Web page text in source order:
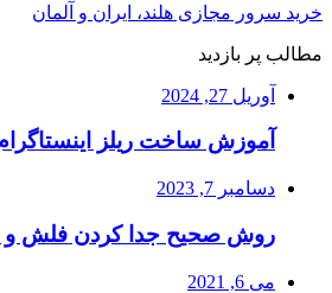
خرید سرور مجازی هلند، ایران و آلمان
مطالب پر بازدید
آوریل 27, 2024
آموزش ساخت ریلز
دسامبر 7, 2023
روش صحیح جدا کردن فلش و
می 6, 2021